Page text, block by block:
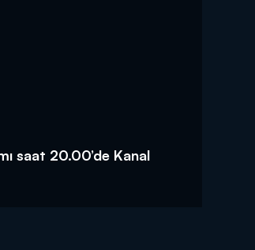
saat 20.00’de Kanal